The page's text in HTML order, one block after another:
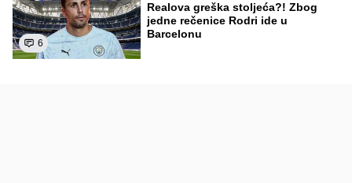
6
Realova greška stoljeća?! Zbog
jedne rečenice Rodri ide u
Barcelonu